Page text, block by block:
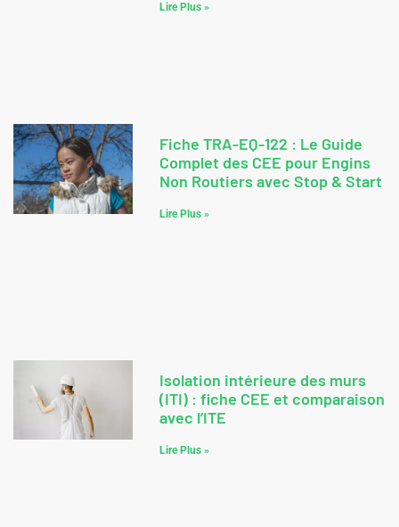
Lire Plus »
Fiche TRA-EQ-122 : Le Guide
Complet des CEE pour Engins
Non Routiers avec Stop & Start
Lire Plus »
Isolation intérieure des murs
(ITI) : fiche CEE et comparaison
avec l’ITE
Lire Plus »